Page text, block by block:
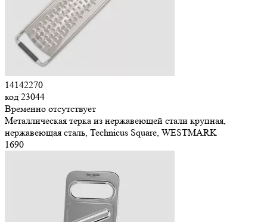
14142270
код 23044
Временно отсутствует
Металлическая терка из нержавеющей стали крупная,
нержавеющая сталь, Technicus Square, WESTMARK
1690